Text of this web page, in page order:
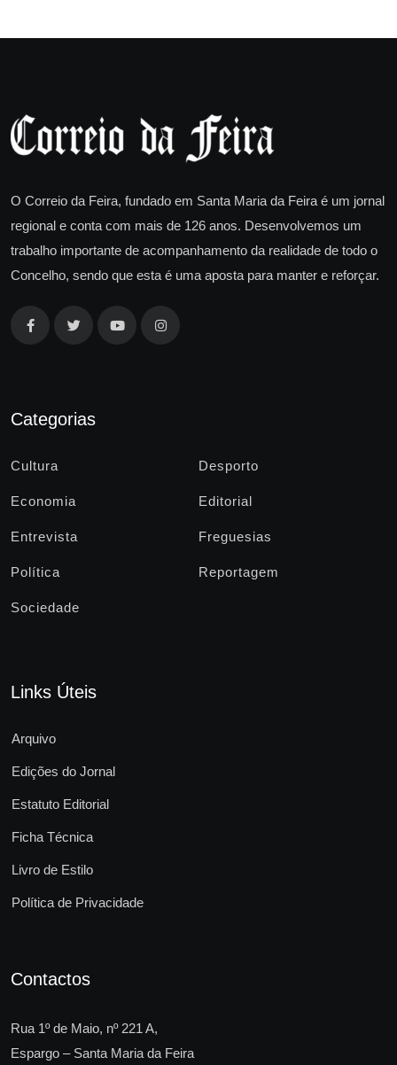
O Correio da Feira, fundado em Santa Maria da Feira é um jornal
regional e conta com mais de 126 anos. Desenvolvemos um
trabalho importante de acompanhamento da realidade de todo o
Concelho, sendo que esta é uma aposta para manter e reforçar.
Categorias
Cultura Desporto
Economia Editorial
Entrevista Freguesias
Política Reportagem
Sociedade
Links Úteis
Arquivo
Edições do Jornal
Estatuto Editorial
Ficha Técnica
Livro de Estilo
Política de Privacidade
Contactos
Rua 1º de Maio, nº 221 A,
Espargo – Santa Maria da Feira